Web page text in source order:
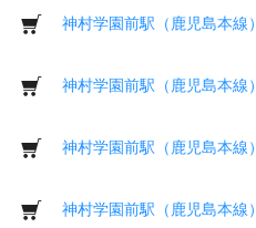
神村学園前駅（鹿児島本線
神村学園前駅（鹿児島本線
神村学園前駅（鹿児島本線
神村学園前駅（鹿児島本線